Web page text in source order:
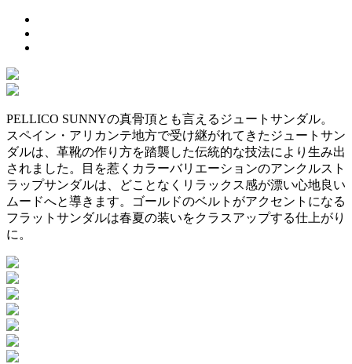
PELLICO SUNNYの真骨頂とも言えるジュートサンダル。
スペイン・アリカンテ地方で受け継がれてきたジュートサン
ダルは、革靴の作り方を踏襲した伝統的な技法により生み出
されました。目を惹くカラーバリエーションのアンクルスト
ラップサンダルは、どことなくリラックス感が漂い心地良い
ムードへと導きます。ゴールドのベルトがアクセントになる
フラットサンダルは春夏の装いをクラスアップする仕上がり
に。